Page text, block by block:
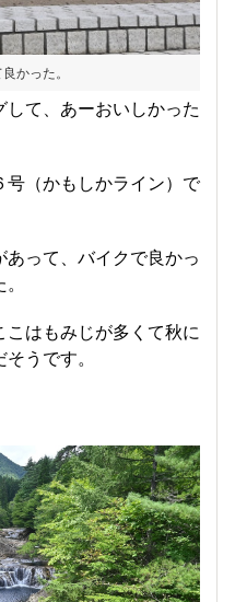
かった。
て、あーおいしかった
（かもしかライン）で
って、バイクで良かっ
はもみじが多くて秋に
うです。